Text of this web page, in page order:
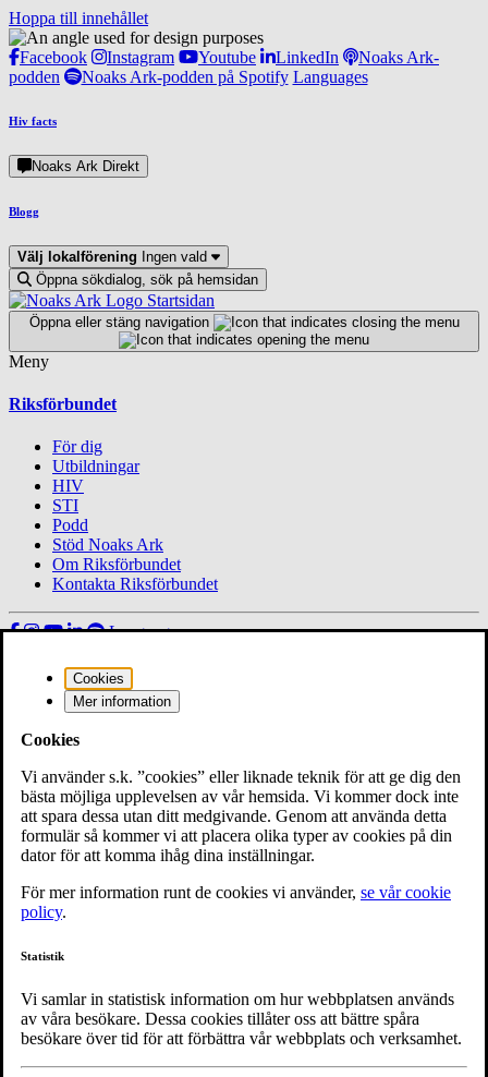
Cookies
Mer information
Cookies
Vi använder s.k. ”cookies” eller liknade teknik för att ge dig den
bästa möjliga upplevelsen av vår hemsida. Vi kommer dock inte
att spara dessa utan ditt medgivande. Genom att använda detta
formulär så kommer vi att placera olika typer av cookies på din
dator för att komma ihåg dina inställningar.
För mer information runt de cookies vi använder, se vår cookie
policy.
Statistik
Vi samlar in statistisk information om hur webbplatsen används
av våra besökare. Dessa cookies tillåter oss att bättre spåra
besökare över tid för att förbättra vår webbplats och verksamhet.
Hoppa till innehållet
Facebook Instagram Youtube LinkedIn
Noaks Ark-
podden
Noaks Ark-podden på Spotify Languages
Hiv facts
Noaks Ark Direkt
Blogg
Välj lokalförening Ingen vald
Öppna sökdialog, sök på hemsidan
Startsidan
Öppna eller stäng navigation
Meny
Riksförbundet
För dig
Utbildningar
HIV
STI
Podd
Stöd Noaks Ark
Om Riksförbundet
Kontakta Riksförbundet
Languages
HIV facts
Om oss
Bloggen
Spridningen av corona ser väldigt olika ut i världen, liksom i vårt
avlånga land. Smittskyddsläkare Anders Nystedt från Region
Norrbotten intervjuas på telefon om olika strategier för att hindra